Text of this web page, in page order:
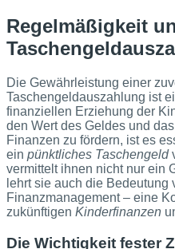
Regelmäßigkeit
Die Gewährleistung einer
Taschengeldauszahlung ist
finanziellen Erziehung der
den Wert des Geldes und
Finanzen zu fördern, ist es
ein pünktliches Taschengeld
vermittelt ihnen nicht nur ein
lehrt sie auch die
Finanzmanagement – eine
zukünftigen Kinderfinanzen
Die Wichtigkeit fester